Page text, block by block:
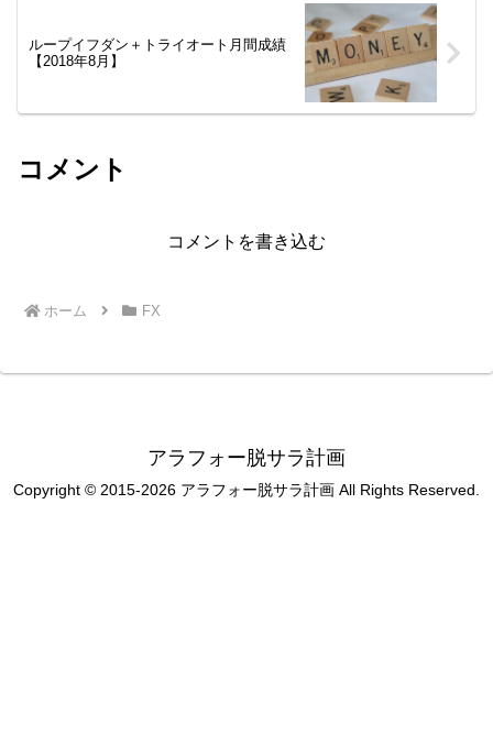
ループイフダン＋トライオート月間成績
【2018年8月】
コメント
コメントを書き込む
ホーム FX
アラフォー脱サラ計画
Copyright © 2015-2026 アラフォー脱サラ計画 All Rights Reserved.